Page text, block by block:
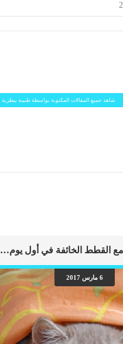
شاهد جميع المقالات المكتوبة بواسطة طبيبة بيطرية
كيف تتعامل مع القطط الخائفة في أول يوم في المنزل
6 مارس 2017